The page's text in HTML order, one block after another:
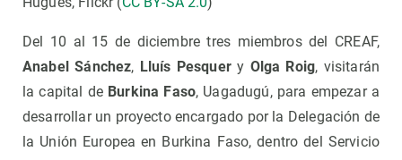
Del 10 al 15 de diciembre tres miembros del CREAF,
Anabel Sánchez, Lluís Pesquery Olga Roig, visitarán
la capital de Burkina Faso, Uagadugú, para empezar a
desarrollar un proyecto encargado por la Delegación de
la Unión Europea en Burkina Faso, dentro del Servicio